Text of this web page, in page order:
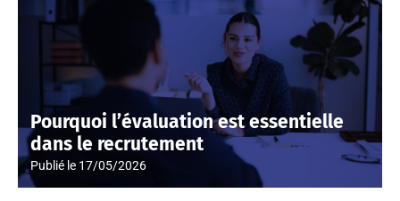
Pourquoi l’évaluation est essentielle
dans le recrutement
Publié le 17/05/2026